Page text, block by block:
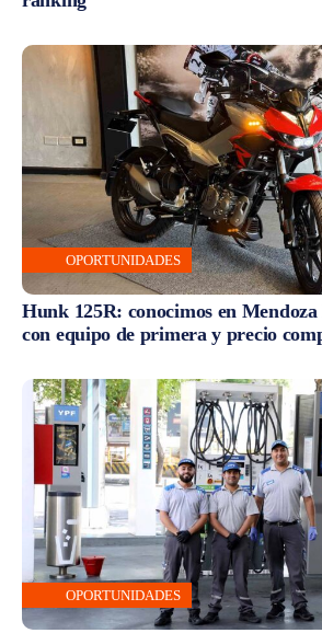
OPORTUNIDADES
Hunk 125R: conocimos en
con equipo de primera y precio
OPORTUNIDADES